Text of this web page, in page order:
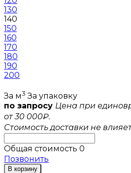
130
140
150
160
170
180
190
200
За м3 За упаковку
по запросу Цена при
от 30 000₽.
Стоимость доставки не
Общая стоимость 0
Позвонить
В корзину